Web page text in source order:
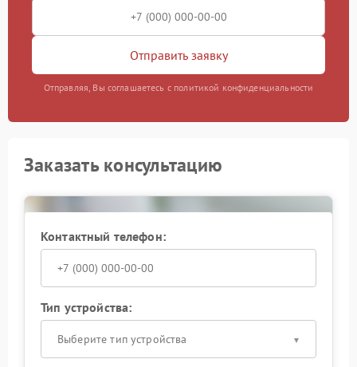
Отправить заявку
Отправляя, Вы соглашаетесь с политикой конфиденциальности
Заказать консультацию
Контактный телефон:
Тип устройства:
Выберите тип устройства